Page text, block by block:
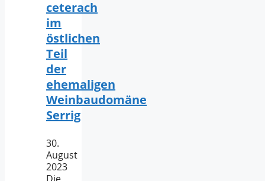
ceterach
im
östlichen
Teil
der
ehemaligen
Weinbaudomäne
Serrig
30.
August
2023
Die